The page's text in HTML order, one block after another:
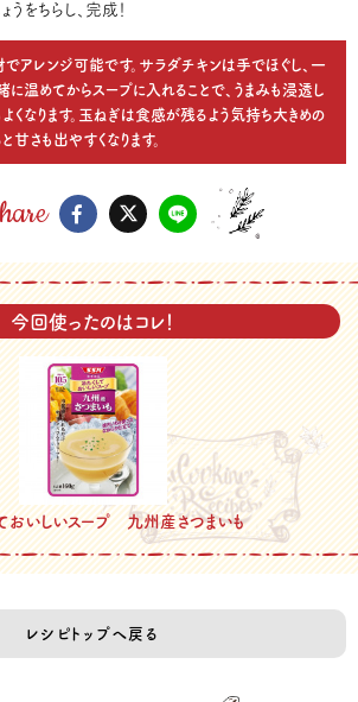
うをちらし、完成！
アレンジ可能です。サラダチキンは手でほぐし、一
温めてからスープに入れることで、うまみも浸透し
くなります。玉ねぎは食感が残るよう気持ち大きめの
甘さも出やすくなります。
今回使ったのはコレ！
おいしいスープ 九州産さつまいも
レシピトップへ戻る